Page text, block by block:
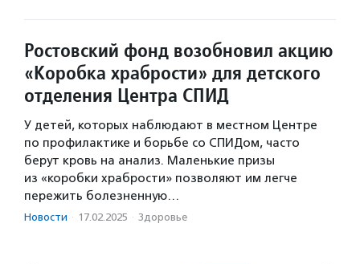
Ростовский фонд возобновил акцию
«Коробка храбрости» для детского
отделения Центра СПИД
У детей, которых наблюдают в местном Центре
по профилактике и борьбе со СПИДом, часто
берут кровь на анализ. Маленькие призы
из «коробки храбрости» позволяют им легче
пережить болезненную…
Новости · 17.02.2025 · Здоровье